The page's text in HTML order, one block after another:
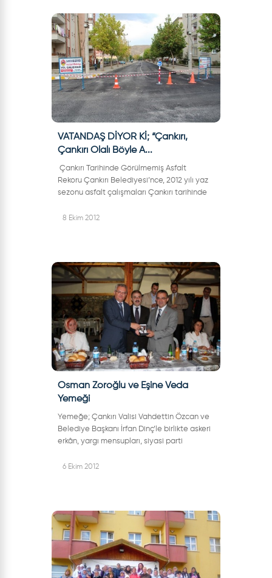
VATANDAŞ DİYOR Kİ; “Çankırı,
Çankırı Olalı Böyle A...
Çankırı Tarihinde Görülmemiş Asfalt
Rekoru Çankırı Belediyesi’nce, 2012 yılı yaz
sezonu asfalt çalışmaları Çankırı tarihinde
gidiyor. Çalışmalar tamamlandık...
8 Ekim 2012
Osman Zoroğlu ve Eşine Veda
Yemeği
Yemeğe; Çankırı Valisi Vahdettin Özcan ve
Belediye Başkanı İrfan Dinç’le birlikte askeri
erkân, yargı mensupları, siyasi parti
emniyet teşkilatından oluşan...
6 Ekim 2012